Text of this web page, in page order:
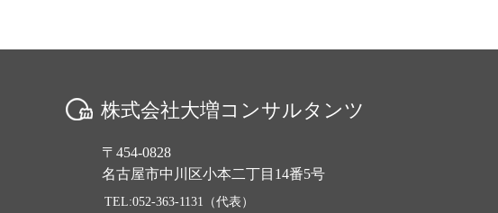
株式会社大増コンサルタンツ
〒454-0828
名古屋市中川区小本二丁目14番5号
TEL:052-363-1131（代表）